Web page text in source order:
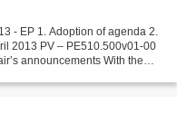
- EP 1. Adoption of agenda 2.
2013 PV – PE510.500v01-00
announcements With the